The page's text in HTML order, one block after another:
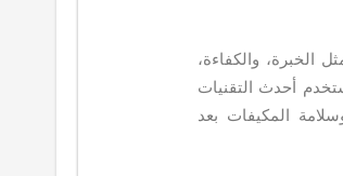
والكفاءة،
أحدث التقنيات
المكيفات بعد